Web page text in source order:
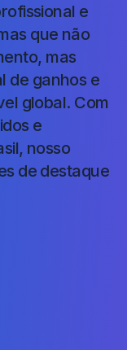
e
que não
mas
de ganhos e
global. Com
e
nosso
de destaque